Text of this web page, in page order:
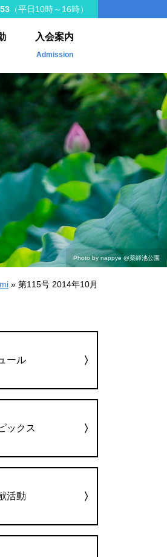
ムス
修会
入会案内
Admission
（平日10時～16時）
Photo by nappye@薬師池公園
» 第115号 2014年10月
ール
ックス
活動